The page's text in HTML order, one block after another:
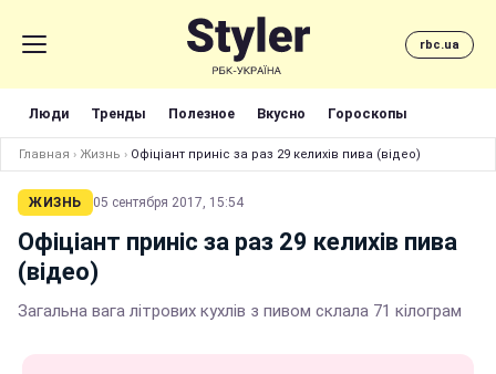
rbc.ua
Люди Тренды Полезное Вкусно Гороскопы
Главная › Жизнь › Офіціант приніс за раз 29 келихів пива (відео)
ЖИЗНЬ 05 сентября 2017, 15:54
Офіціант приніс за раз 29 келихів пива
(відео)
Загальна вага літрових кухлів з пивом склала 71 кілограм